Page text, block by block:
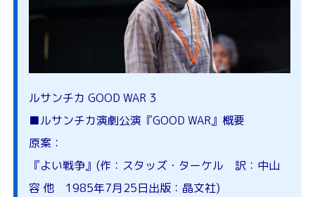
ルサンチカ GOOD WAR 3
■ルサンチカ演劇公演『GOOD WAR』概要
原案：
『よい戦争』(作：スタッズ・ターケル 訳：中山
容 他 1985年7月25日出版：晶文社)